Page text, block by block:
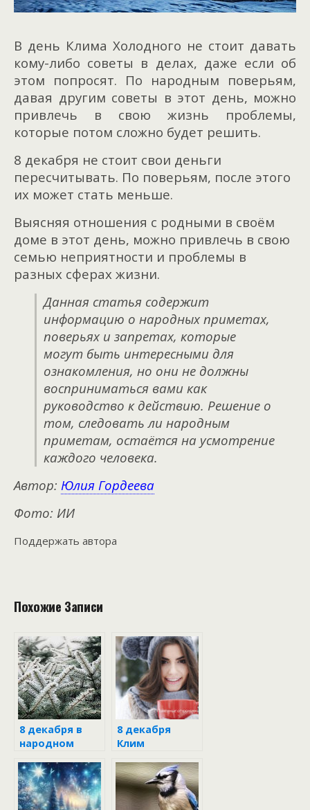
В день Клима Холодного не стоит давать
кому-либо советы в делах, даже если об
этом попросят. По народным поверьям,
давая другим советы в этот день, можно
привлечь в свою жизнь проблемы,
которые потом сложно будет решить.
8 декабря не стоит свои деньги
пересчитывать. По поверьям, после этого
их может стать меньше.
Выясняя отношения с родными в своём
доме в этот день, можно привлечь в свою
семью неприятности и проблемы в
разных сферах жизни.
Данная статья содержит
информацию о народных приметах,
поверьях и запретах, которые
могут быть интересными для
ознакомления, но они не должны
восприниматься вами как
руководство к действию. Решение о
том, следовать ли народным
приметам, остаётся на усмотрение
каждого человека.
Автор: Юлия Гордеева
Фото: ИИ
Поддержать автора
Похожие Записи
8 декабря в
народном
8 декабря
Клим